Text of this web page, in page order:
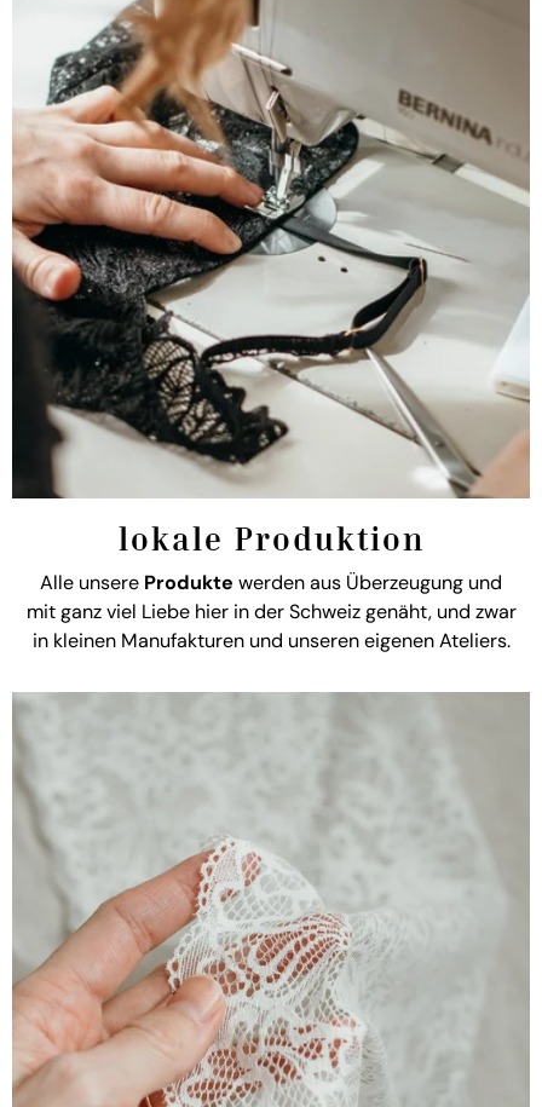
lokale Produktion
Alle unsere Produkte werden aus Überzeugung und
mit ganz viel Liebe hier in der Schweiz genäht, und zwar
in kleinen Manufakturen und unseren eigenen Ateliers.